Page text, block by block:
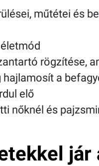
műtétei és
rögzítése,
a
elő
nőknél és
jár